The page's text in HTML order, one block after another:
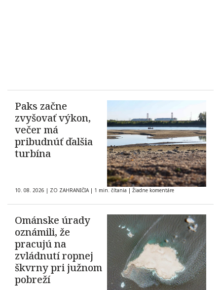
Paks začne
zvyšovať výkon,
večer má
pribudnúť ďalšia
turbína
10. 08. 2026 | ZO ZAHRANIČIA | 1 min. čítania | Žiadne komentáre
Ománske úrady
oznámili, že
pracujú na
zvládnutí ropnej
škvrny pri južnom
pobreží